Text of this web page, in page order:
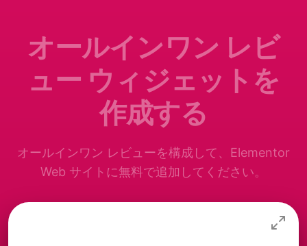
オールインワン レビ
ュー ウィジェットを
作成する
オールインワン レビューを構成して、Elementor
Web サイトに無料で追加してください。